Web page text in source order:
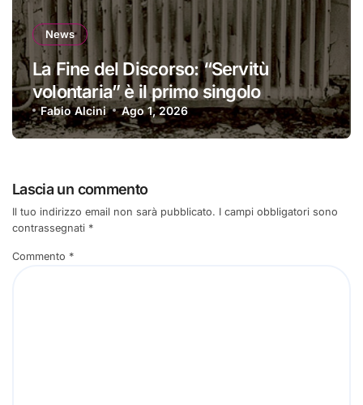
News
La Fine del Discorso: “Servitù
volontaria” è il primo singolo
Fabio Alcini Ago 1, 2026
Lascia un commento
Il tuo indirizzo email non sarà pubblicato. I campi obbligatori sono
contrassegnati *
Commento *